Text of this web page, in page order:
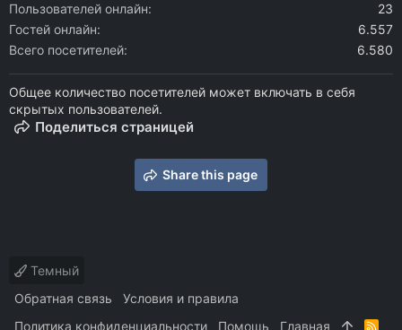
Пользователей онлайн
23
Гостей онлайн
6.557
Всего посетителей
6.580
Общее количество посетителей может включать в себя
скрытых пользователей.
Поделиться страницей
Share this page
Темный
Обратная связь
Условия и правила
Политика конфиденциальности
Помощь Главная R